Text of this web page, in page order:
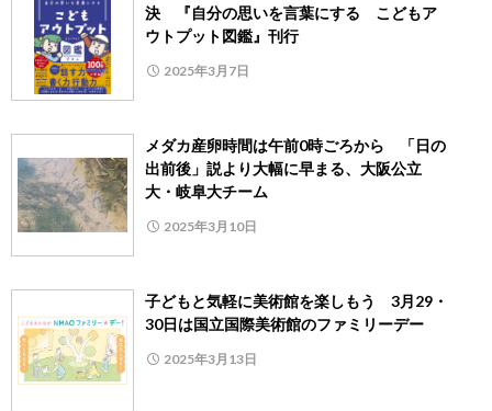
決 『自分の思いを言葉にする こどもア
ウトプット図鑑』刊行
2025年3月7日
メダカ産卵時間は午前0時ごろから 「日の
出前後」説より大幅に早まる、大阪公立
大・岐阜大チーム
2025年3月10日
子どもと気軽に美術館を楽しもう 3月29・
30日は国立国際美術館のファミリーデー
2025年3月13日